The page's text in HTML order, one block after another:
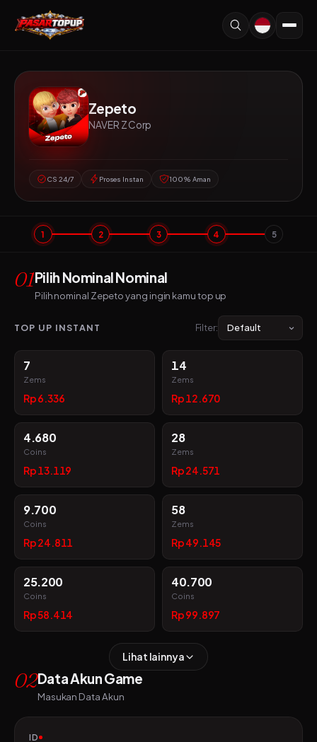
Zepeto
NAVER Z Corp
CS 24/7 Proses Instan 100% Aman
1 2 3 4 5
01Pilih Nominal Nominal
Pilih nominal Zepeto yang ingin kamu top up
TOP UP INSTANT Filter:
7
Zems
Rp 6.336
14
Zems
Rp 12.670
4.680
Coins
Rp 13.119
28
Zems
Rp 24.571
9.700
Coins
Rp 24.811
58
Zems
Rp 49.145
25.200
Coins
Rp 58.414
40.700
Coins
Rp 99.897
Lihat lainnya
02Data Akun Game
Masukan Data Akun
ID